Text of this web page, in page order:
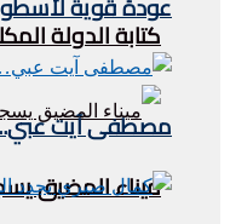
كتابة الدولة
ميناء المضيق يسجل تراجعاً
مصطفى آيت عبي..